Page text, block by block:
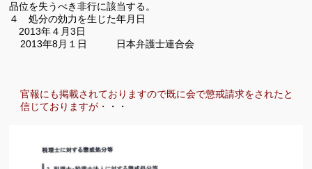
品位を失うべき非行に該当する。
４ 処分の効力を生じた年月日
2013年４月3日
2013年8月１日 日本弁護士連合会
官報にも掲載されておりますので既に会で懲戒請求をされたと
信じておりますが・ ・・